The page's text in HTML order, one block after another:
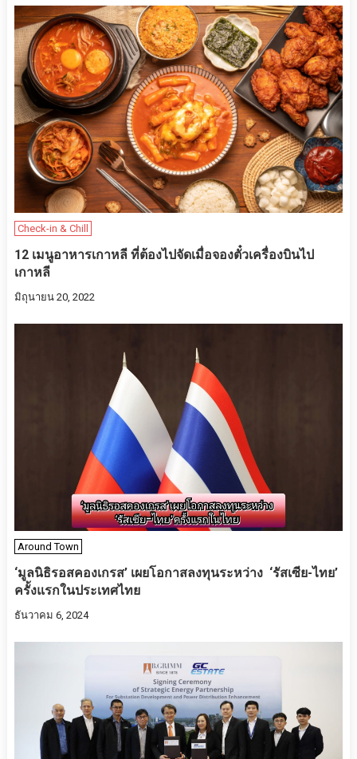
Check-in & Chill
12 เมนูอาหารเกาหลี ที่ต้องไปจัดเมื่อจองตั๋วเครื่องบินไป
เกาหลี
มิถุนายน 20, 2022
Around Town
‘มูลนิธิรอสคองเกรส’ เผยโอกาสลงทุนระหว่าง ‘รัสเซีย-ไทย’
ครั้งแรกในประเทศไทย
ธันวาคม 6, 2024